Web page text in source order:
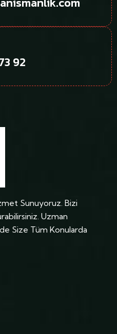
92
Sunuyoruz. Bizi
Uzman
Size Tüm Konularda